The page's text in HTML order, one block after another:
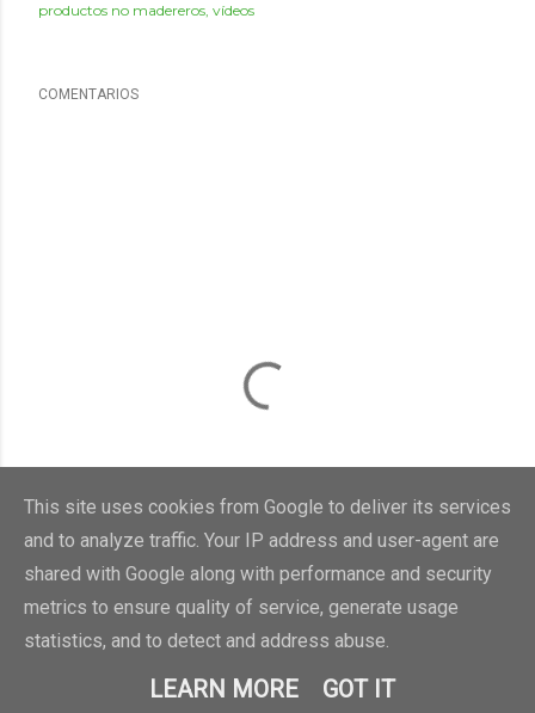
productos no madereros vídeos
COMENTARIOS
This site uses cookies from Google to deliver its services
and to analyze traffic. Your IP address and user-agent are
shared with Google along with performance and security
metrics to ensure quality of service, generate usage
statistics, and to detect and address abuse.
LEARN MORE GOT IT